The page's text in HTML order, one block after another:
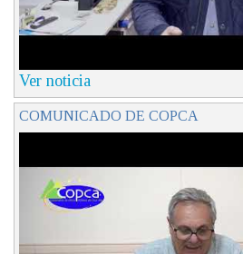
Ver noticia
COMUNICADO DE COPCA